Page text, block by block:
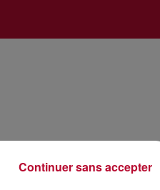
Continuer sans accepter